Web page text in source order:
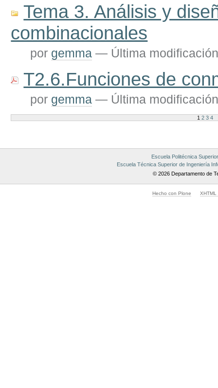
Tema 3. Análisis y
combinacionales
por gemma — Última
T2.6.Funciones de
por gemma — Última
1 2 3 4
Escuela Politécnica Superior
Escuela Técnica Superior de Ingeniería
© 2026 Departamento de
Hecho con Plone XHTML